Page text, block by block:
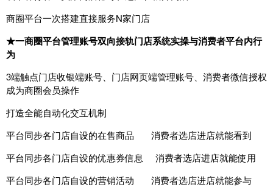
商圈平台一次搭建直接服务N家门店
★一商圈平台管理账号双向接轨门店系统实操与消费者平台内行
为
3端触点门店收银端账号、门店网页端管理账号、消费者微信授权
成为商圈会员操作
打造全能自动化交互机制
平台同步各门店自设的在售商品 消费者选店进店就能看到
平台同步各门店自设的优惠券信息 消费者选店进店就能使用
平台同步各门店自设的营销活动 消费者选店进店就能参与